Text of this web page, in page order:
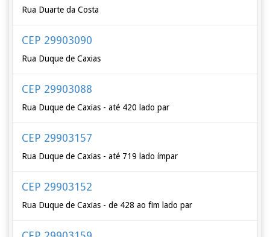
Rua Duarte da Costa
CEP 29903090
Rua Duque de Caxias
CEP 29903088
Rua Duque de Caxias - até 420 lado par
CEP 29903157
Rua Duque de Caxias - até 719 lado ímpar
CEP 29903152
Rua Duque de Caxias - de 428 ao fim lado par